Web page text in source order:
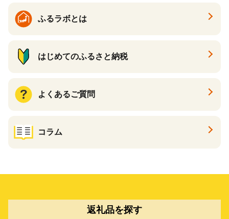
ふるラボとは
はじめてのふるさと納税
よくあるご質問
コラム
返礼品を探す